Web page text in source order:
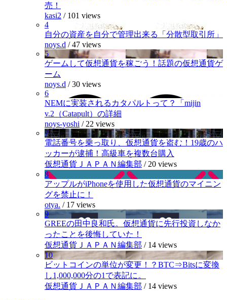
売！
kasi2 / 101 views
4
自分の資産を自分で管理出来る「分散型取引所」
noys.d /47 views
5
ゲームして仮想通貨を稼ごう！話題の仮想通貨ゲ
ーム
noys.d /30 views
6
NEMに実装されるカタパルトって？「mijin
v.2（Catapult）の詳細
noys-yoshi / 22 views
7
電話番号を乗っ取り、仮想通貨を盗む！19歳のハ
ッカーが逮捕！高級車を複数台購入
仮想通貨ＪＡＰＡＮ編集部 / 20 views
8
アップルがiPhoneを使用した仮想通貨のマイニン
グを禁止に！
otya. / 17 views
9
GREEの田中良和氏。仮想通貨に先行投資しなか
ったことを後悔していた！
仮想通貨ＪＡＰＡＮ編集部 / 14 views
10
ビットコインの単位が変更！？BTC⇒Bitsに変換
し1,000,000分の1で表記に。
仮想通貨ＪＡＰＡＮ編集部 / 14 views